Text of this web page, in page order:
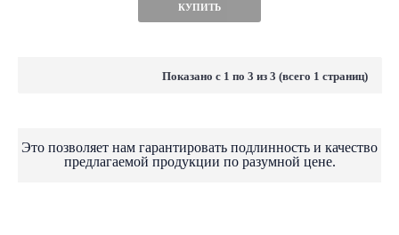
КУПИТЬ
Показано с 1 по 3 из 3 (всего 1 страниц)
Это позволяет нам гарантировать подлинность и качество
предлагаемой продукции по разумной цене.